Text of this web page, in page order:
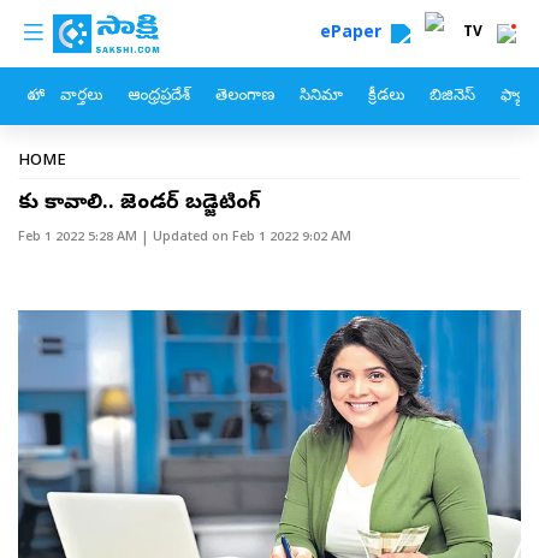
Skip to main content
custom menu ePaper TV
హోం వార్తలు ఆంధ్రప్రదేశ్ తెలంగాణ సినిమా క్రీడలు బిజినెస్
Breadcrumb
HOME
మాకు కావాలి.. జెండర్‌ బడ్జెటింగ్‌
Feb 1 2022 5:28 AM | Updated on Feb 1 2022 9:02 AM